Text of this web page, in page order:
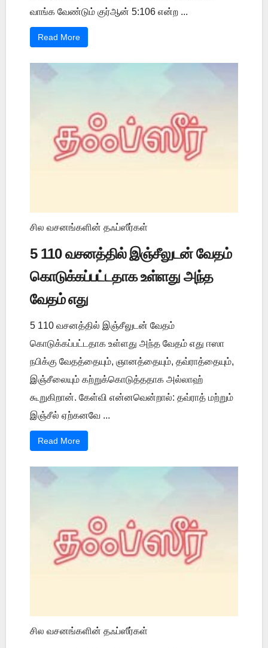
வாங்க வேண்டும் குர்ஆன் 5:106 என்ற ...
Read More
சில வசனங்களின் தஃப்ஸீர்கள்
5 110 வசனத்தில் இஞ்சீலுடன் வேதம்
கொடுக்கப்பட்டதாக உள்ளது அந்த
வேதம் எது
5 110 வசனத்தில் இஞ்சீலுடன் வேதம்
கொடுக்கப்பட்டதாக உள்ளது அந்த வேதம் எது ஈஸா
நபிக்கு வேதத்தையும், ஞானத்தையும், தவ்ராத்தையும்,
இஞ்சீலையும் கற்றுக்கொடுத்ததாக அல்லாஹ்
கூறுகிறான். கேள்வி என்னவென்றால்: தவ்ராத் மற்றும்
இஞ்சீல் ஏற்கனவே ...
Read More
சில வசனங்களின் தஃப்ஸீர்கள்